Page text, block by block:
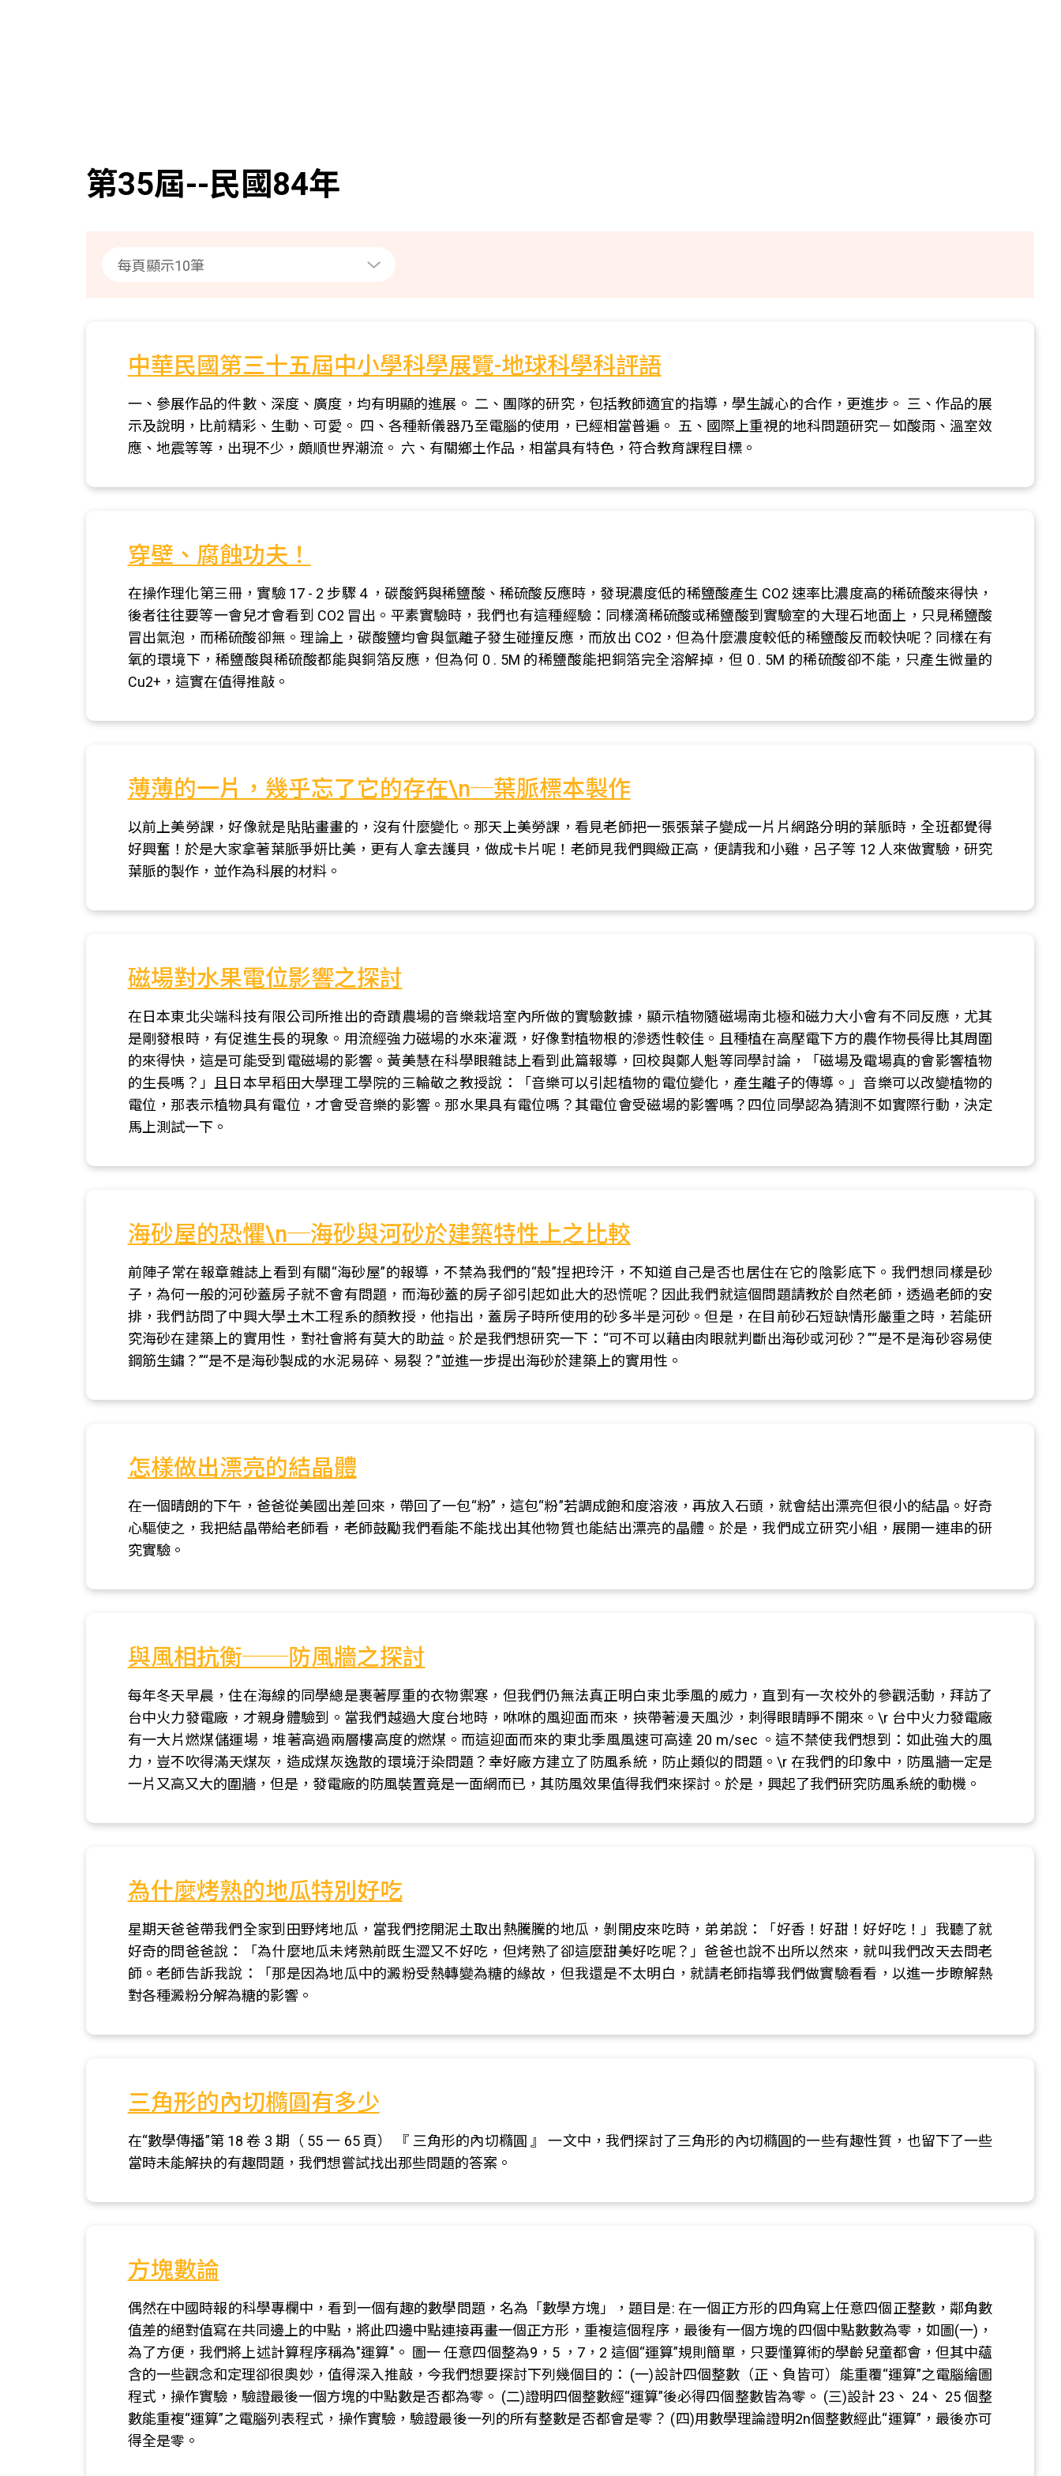
第35屆--民國84年
中華民國第三十五屆中小學科學展覽-地球科學科評語
一、參展作品的件數、深度、廣度，均有明顯的進展。 二、團隊的研究，包括教師適宜的指導，學生誠心的合作，更進步。 三、作品的展
示及說明，比前精彩、生動、可愛。 四、各種新儀器乃至電腦的使用，已經相當普遍。 五、國際上重視的地科問題研究－如酸雨、溫室效
應、地震等等，出現不少，頗順世界潮流。 六、有關鄉土作品，相當具有特色，符合教育課程目標。
穿壁、腐蝕功夫！
在操作理化第三冊，實驗 17 - 2 步驟 4 ，碳酸鈣與稀鹽酸、稀硫酸反應時，發現濃度低的稀鹽酸產生 CO2 速率比濃度高的稀硫酸來得快，
後者往往要等一會兒才會看到 CO2 冒出。平素實驗時，我們也有這種經驗：同樣滴稀硫酸或稀鹽酸到實驗室的大理石地面上，只見稀鹽酸
冒出氣泡，而稀硫酸卻無。理論上，碳酸鹽均會與氫離子發生碰撞反應，而放出 CO2，但為什麼濃度較低的稀鹽酸反而較快呢？同樣在有
氧的環境下，稀鹽酸與稀硫酸都能與銅箔反應，但為何 0 . 5M 的稀鹽酸能把銅箔完全溶解掉，但 0 . 5M 的稀硫酸卻不能，只產生微量的
Cu2+，這實在值得推敲。
薄薄的一片，幾乎忘了它的存在\n─葉脈標本製作
以前上美勞課，好像就是貼貼畫畫的，沒有什麼變化。那天上美勞課，看見老師把一張張葉子變成一片片網路分明的葉脈時，全班都覺得
好興奮！於是大家拿著葉脈爭妍比美，更有人拿去護貝，做成卡片呢！老師見我們興緻正高，便請我和小雞，呂子等 12 人來做實驗，研究
葉脈的製作，並作為科展的材料。
磁場對水果電位影響之探討
在日本東北尖端科技有限公司所推出的奇蹟農場的音樂栽培室內所做的實驗數據，顯示植物隨磁場南北極和磁力大小會有不同反應，尤其
是剛發根時，有促進生長的現象。用流經強力磁場的水來灌溉，好像對植物根的滲透性較佳。且種植在高壓電下方的農作物長得比其周圍
的來得快，這是可能受到電磁場的影響。黃美慧在科學眼雜誌上看到此篇報導，回校與鄭人魁等同學討論，「磁場及電場真的會影響植物
的生長嗎？」且日本早稻田大學理工學院的三輪敬之教授說：「音樂可以引起植物的電位變化，產生離子的傳導。」音樂可以改變植物的
電位，那表示植物具有電位，才會受音樂的影響。那水果具有電位嗎？其電位會受磁場的影響嗎？四位同學認為猜測不如實際行動，決定
馬上測試一下。
海砂屋的恐懼\n─海砂與河砂於建築特性上之比較
前陣子常在報章雜誌上看到有關“海砂屋”的報導，不禁為我們的“殼”捏把玲汗，不知道自己是否也居住在它的陰影底下。我們想同樣是砂
子，為何一般的河砂蓋房子就不會有問題，而海砂蓋的房子卻引起如此大的恐慌呢？因此我們就這個問題請教於自然老師，透過老師的安
排，我們訪問了中興大學土木工程系的顏教授，他指出，蓋房子時所使用的砂多半是河砂。但是，在目前砂石短缺情形嚴重之時，若能研
究海砂在建築上的實用性，對社會將有莫大的助益。於是我們想研究一下：“可不可以藉由肉眼就判斷出海砂或河砂？”“是不是海砂容易使
鋼筋生鏽？”“是不是海砂製成的水泥易碎、易裂？”並進一步提出海砂於建築上的實用性。
怎樣做出漂亮的結晶體
在一個晴朗的下午，爸爸從美國出差回來，帶回了一包“粉”，這包“粉”若調成飽和度溶液，再放入石頭，就會結出漂亮但很小的結晶。好奇
心驅使之，我把結晶帶給老師看，老師鼓勵我們看能不能找出其他物質也能結出漂亮的晶體。於是，我們成立研究小組，展開一連串的研
究實驗。
與風相抗衡──防風牆之探討
每年冬天早晨，住在海線的同學總是裹著厚重的衣物禦寒，但我們仍無法真正明白束北季風的威力，直到有一次校外的參觀活動，拜訪了
台中火力發電廠，才親身體驗到。當我們越過大度台地時，咻咻的風迎面而來，挾帶著漫天風沙，刺得眼睛睜不開來。\r 台中火力發電廠
有一大片燃煤儲運場，堆著高過兩層樓高度的燃煤。而這迎面而來的東北季風風速可高達 20 m/sec 。這不禁使我們想到：如此強大的風
力，豈不吹得滿天煤灰，造成煤灰逸散的環境汙染問題？幸好廠方建立了防風系統，防止類似的問題。\r 在我們的印象中，防風牆一定是
一片又高又大的圍牆，但是，發電廠的防風裝置竟是一面網而已，其防風效果值得我們來探討。於是，興起了我們研究防風系統的動機。
為什麼烤熟的地瓜特別好吃
星期天爸爸帶我們全家到田野烤地瓜，當我們挖開泥土取出熱騰騰的地瓜，剝開皮來吃時，弟弟說：「好香！好甜！好好吃！」我聽了就
好奇的問爸爸說：「為什麼地瓜未烤熟前既生澀又不好吃，但烤熟了卻這麼甜美好吃呢？」爸爸也說不出所以然來，就叫我們改天去問老
師。老師告訴我說：「那是因為地瓜中的澱粉受熱轉變為糖的緣故，但我還是不太明白，就請老師指導我們做實驗看看，以進一步瞭解熱
對各種澱粉分解為糖的影響。
三角形的內切橢圓有多少
在“數學傳播”第 18 卷 3 期（ 55 一 65 頁） 『 三角形的內切橢圓 』 一文中，我們探討了三角形的內切橢圓的一些有趣性質，也留下了一些
當時未能解抉的有趣問題，我們想嘗試找出那些問題的答案。
方塊數論
偶然在中國時報的科學專欄中，看到一個有趣的數學問題，名為「數學方塊」，題目是: 在一個正方形的四角寫上任意四個正整數，鄰角數
值差的絕對值寫在共同邊上的中點，將此四邊中點連接再畫一個正方形，重複這個程序，最後有一個方塊的四個中點數數為零，如圖(一)，
為了方便，我們將上述計算程序稱為"運算"。 圖一 任意四個整為9，5 ，7，2 這個“運算”規則簡單，只要懂算術的學齡兒童都會，但其中蘊
含的一些觀念和定理卻很奧妙，值得深入推敲，今我們想要探討下列幾個目的： (一)設計四個整數（正、負皆可）能重覆“運算”之電腦繪圖
程式，操作實驗，驗證最後一個方塊的中點數是否都為零。 (二)證明四個整數經“運算”後必得四個整數皆為零。 (三)設計 23、 24、 25 個整
數能重複“運算”之電腦列表程式，操作實驗，驗證最後一列的所有整數是否都會是零？ (四)用數學理論證明2n個整數經此“運算”，最後亦可
得全是零。